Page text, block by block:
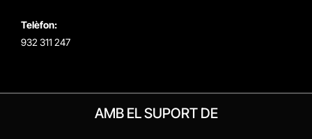
Telèfon:
932 311 247
AMB EL SUPORT DE